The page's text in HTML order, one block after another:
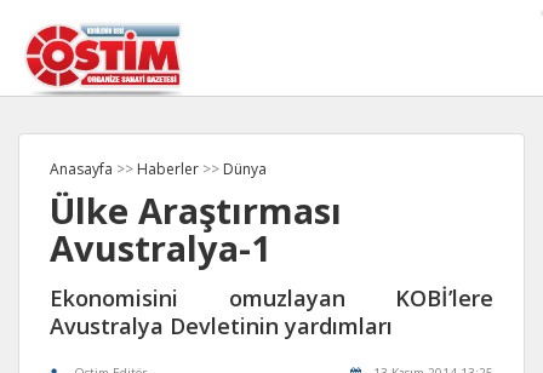
Anasayfa >> Haberler >> Dünya
Ülke Araştırması
Avustralya-1
Ekonomisini omuzlayan KOBİ’lere
Avustralya Devletinin yardımları